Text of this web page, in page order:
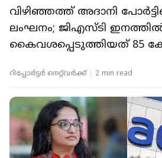
വിഴിഞ്ഞത്ത് അദാനി
ലംഘനം; ജിഎസ്ടി
കൈവശപ്പെടുത്തിയത് 85
റിപ്പോർട്ടർ നെറ്റ്‌വര്‍ക്ക്‌ 2 min read